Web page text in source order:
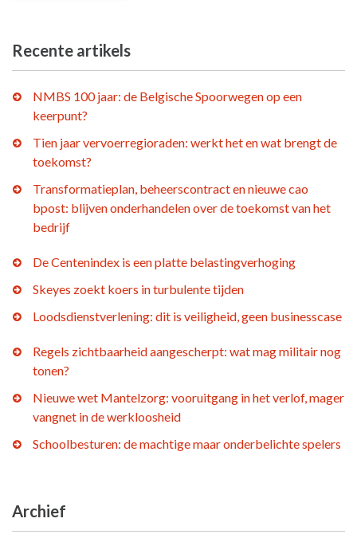
Recente artikels
NMBS 100 jaar: de Belgische Spoorwegen op een
keerpunt?
Tien jaar vervoerregioraden: werkt het en wat brengt de
toekomst?
Transformatieplan, beheerscontract en nieuwe cao
bpost: blijven onderhandelen over de toekomst van het
bedrijf
De Centenindex is een platte belastingverhoging
Skeyes zoekt koers in turbulente tijden
Loodsdienstverlening: dit is veiligheid, geen businesscase
Regels zichtbaarheid aangescherpt: wat mag militair nog
tonen?
Nieuwe wet Mantelzorg: vooruitgang in het verlof, mager
vangnet in de werkloosheid
Schoolbesturen: de machtige maar onderbelichte spelers
Archief